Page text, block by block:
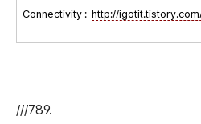
Connectivity : http://
///789.